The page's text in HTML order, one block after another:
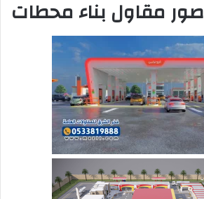
صور مقاول بناء محطات